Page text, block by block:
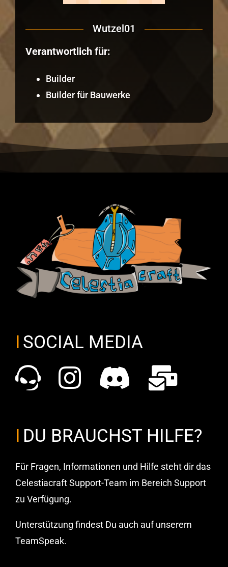
Wutzel01
Verantwortlich für:
Builder
Builder für Bauwerke
SOCIAL MEDIA
DU BRAUCHST HILFE?
Für Fragen, Informationen und Hilfe steht dir das
Celestiacraft Support-Team im Bereich Support
zu Verfügung.
Unterstützung findest Du auch auf unserem
TeamSpeak.